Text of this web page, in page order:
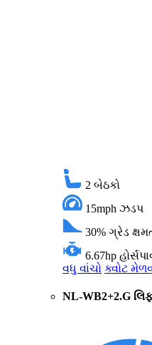
2 બેઠકો
15mph ઝડપ
30% ગ્રેડ
6.67hp
વધુ વાંચો ક્વોટ
NL-WB2+2.G